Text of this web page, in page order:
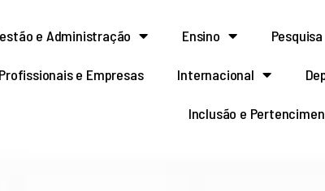
e Administração Ensino Pesquisa
Profissionais e Empresas Internacional
Inclusão e